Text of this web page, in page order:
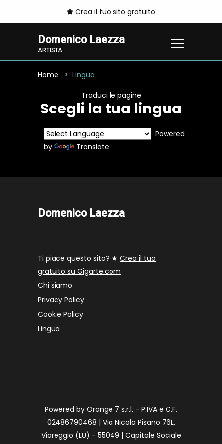
Crea il tuo sito gratuito
Domenico Laezza
ARTISTA
Home Lingua
Traduci le pagine
Scegli la tua lingua
Powered
by
Translate
Domenico Laezza
Ti piace questo sito? ★ Crea il tuo
gratuito su Gigarte.com
Chi siamo
Privacy Policy
Cookie Policy
Lingua
Powered by Orange 7 s.r.l. - P.IVA e C.F.
02486790468 | Via Nicola Pisano 76L,
Viareggio (LU) - 55049 | Capitale Sociale